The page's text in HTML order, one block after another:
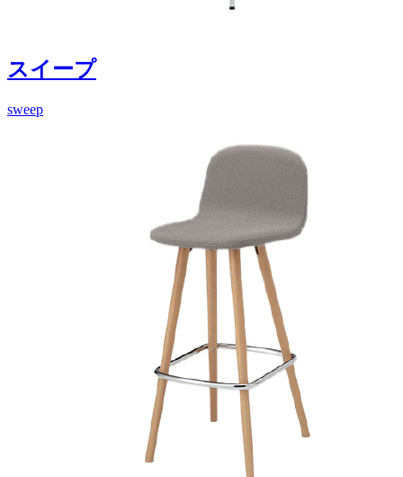
スイープ
sweep